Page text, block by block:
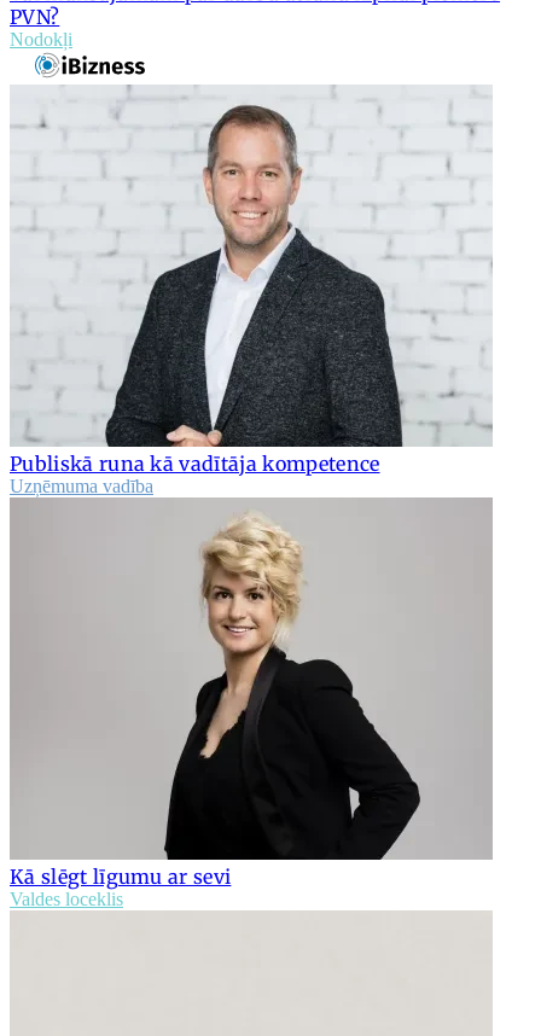
PVN?
Nodokļi
Publiskā runa kā vadītāja kompetence
Uzņēmuma vadība
Kā slēgt līgumu ar sevi
Valdes loceklis